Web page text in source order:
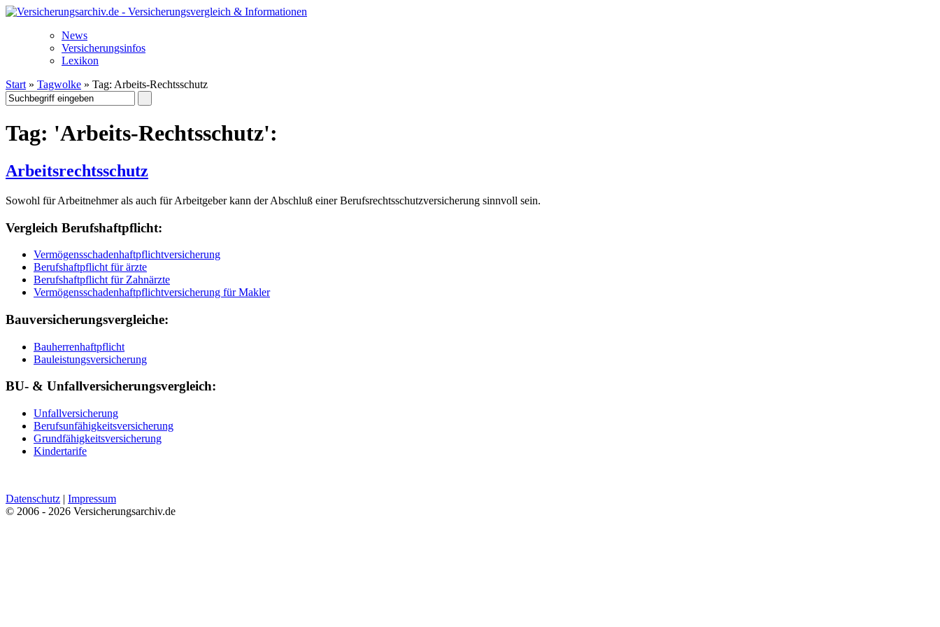
News
Versicherungsinfos
Lexikon
Start » Tagwolke » Tag: Arbeits-Rechtsschutz
Tag: 'Arbeits-Rechtsschutz':
Arbeitsrechtsschutz
Sowohl für Arbeitnehmer als auch für Arbeitgeber kann der Abschluß einer Berufsrechtsschutzversicherung sinnvoll sein.
Vergleich Berufshaftpflicht:
Vermögensschadenhaftpflichtversicherung
Berufshaftpflicht für ärzte
Berufshaftpflicht für Zahnärzte
Vermögensschadenhaftpflichtversicherung für Makler
Bauversicherungsvergleiche:
Bauherrenhaftpflicht
Bauleistungsversicherung
BU- & Unfallversicherungsvergleich:
Unfallversicherung
Berufsunfähigkeitsversicherung
Grundfähigkeitsversicherung
Kindertarife
Datenschutz | Impressum
© 2006 - 2026 Versicherungsarchiv.de